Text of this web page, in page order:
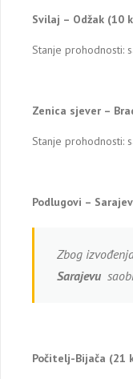
Svilaj – Odžak (10
Stanje prohodnosti:
Zenica sjever –
Stanje prohodnosti:
Podlugovi –
Zbog
Sarajevu
Počitelj-Bijača (21